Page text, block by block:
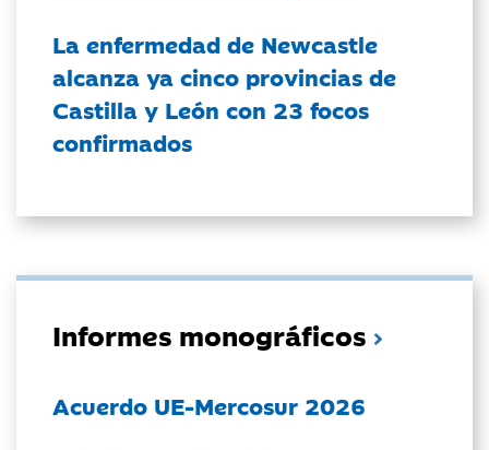
La enfermedad de Newcastle
alcanza ya cinco provincias de
Castilla y León con 23 focos
confirmados
Informes monográficos
Acuerdo UE-Mercosur 2026